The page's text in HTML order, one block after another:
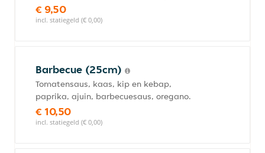
€ 9,50
incl. statiegeld (€ 0,00)
Barbecue (25cm)
Tomatensaus, kaas, kip en kebap,
paprika, ajuin, barbecuesaus, oregano.
€ 10,50
incl. statiegeld (€ 0,00)